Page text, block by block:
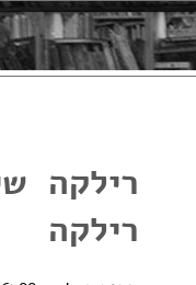
רילקה
רילקה